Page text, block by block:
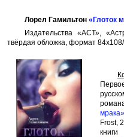
Лорел Гамильтон «Глоток
Издательства «АСТ»,
твёрдая обложка, формат
мрака»
Frost,